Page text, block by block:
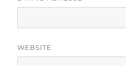
WEBSITE